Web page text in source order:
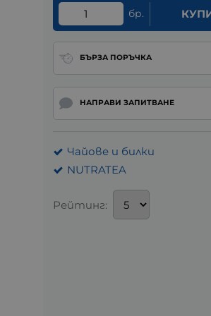
бр.
БЪРЗА ПОРЪЧКА
НАПРАВИ ЗАПИТВАНЕ
Чайове и билки
NUTRATEA
Рейтинг: